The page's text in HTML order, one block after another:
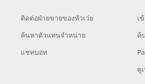
ติดต่อฝ่ายขายของหัวเว่ย
ค้นหาตัวแทนจำหน่าย
แชทบอท
เ
ค้
ดู